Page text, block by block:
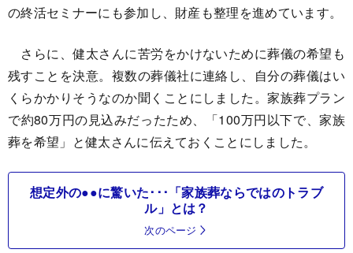
の終活セミナーにも参加し、財産も整理を進めています。
さらに、健太さんに苦労をかけないために葬儀の希望も
残すことを決意。複数の葬儀社に連絡し、自分の葬儀はい
くらかかりそうなのか聞くことにしました。家族葬プラン
で約80万円の見込みだったため、「100万円以下で、家族
葬を希望」と健太さんに伝えておくことにしました。
想定外の●●に驚いた･･･「家族葬ならではのトラブ
ル」とは？
次のページ